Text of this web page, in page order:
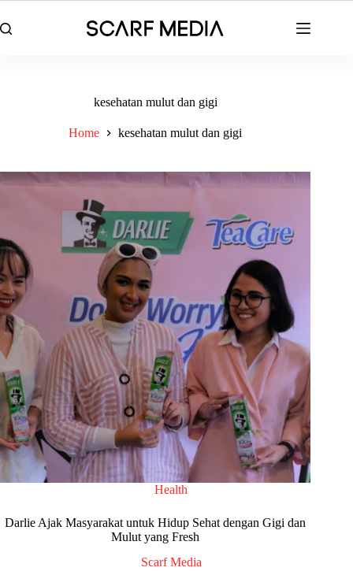
to
content
kesehatan mulut dan gigi
Home kesehatan mulut dan gigi
Health
Darlie Ajak Masyarakat untuk Hidup Sehat dengan Gigi dan
Mulut yang Fresh
Scarf Media